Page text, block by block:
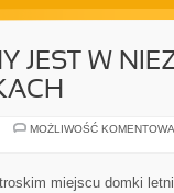
JEST W
MOŻLIWOŚĆ
miejscu domki